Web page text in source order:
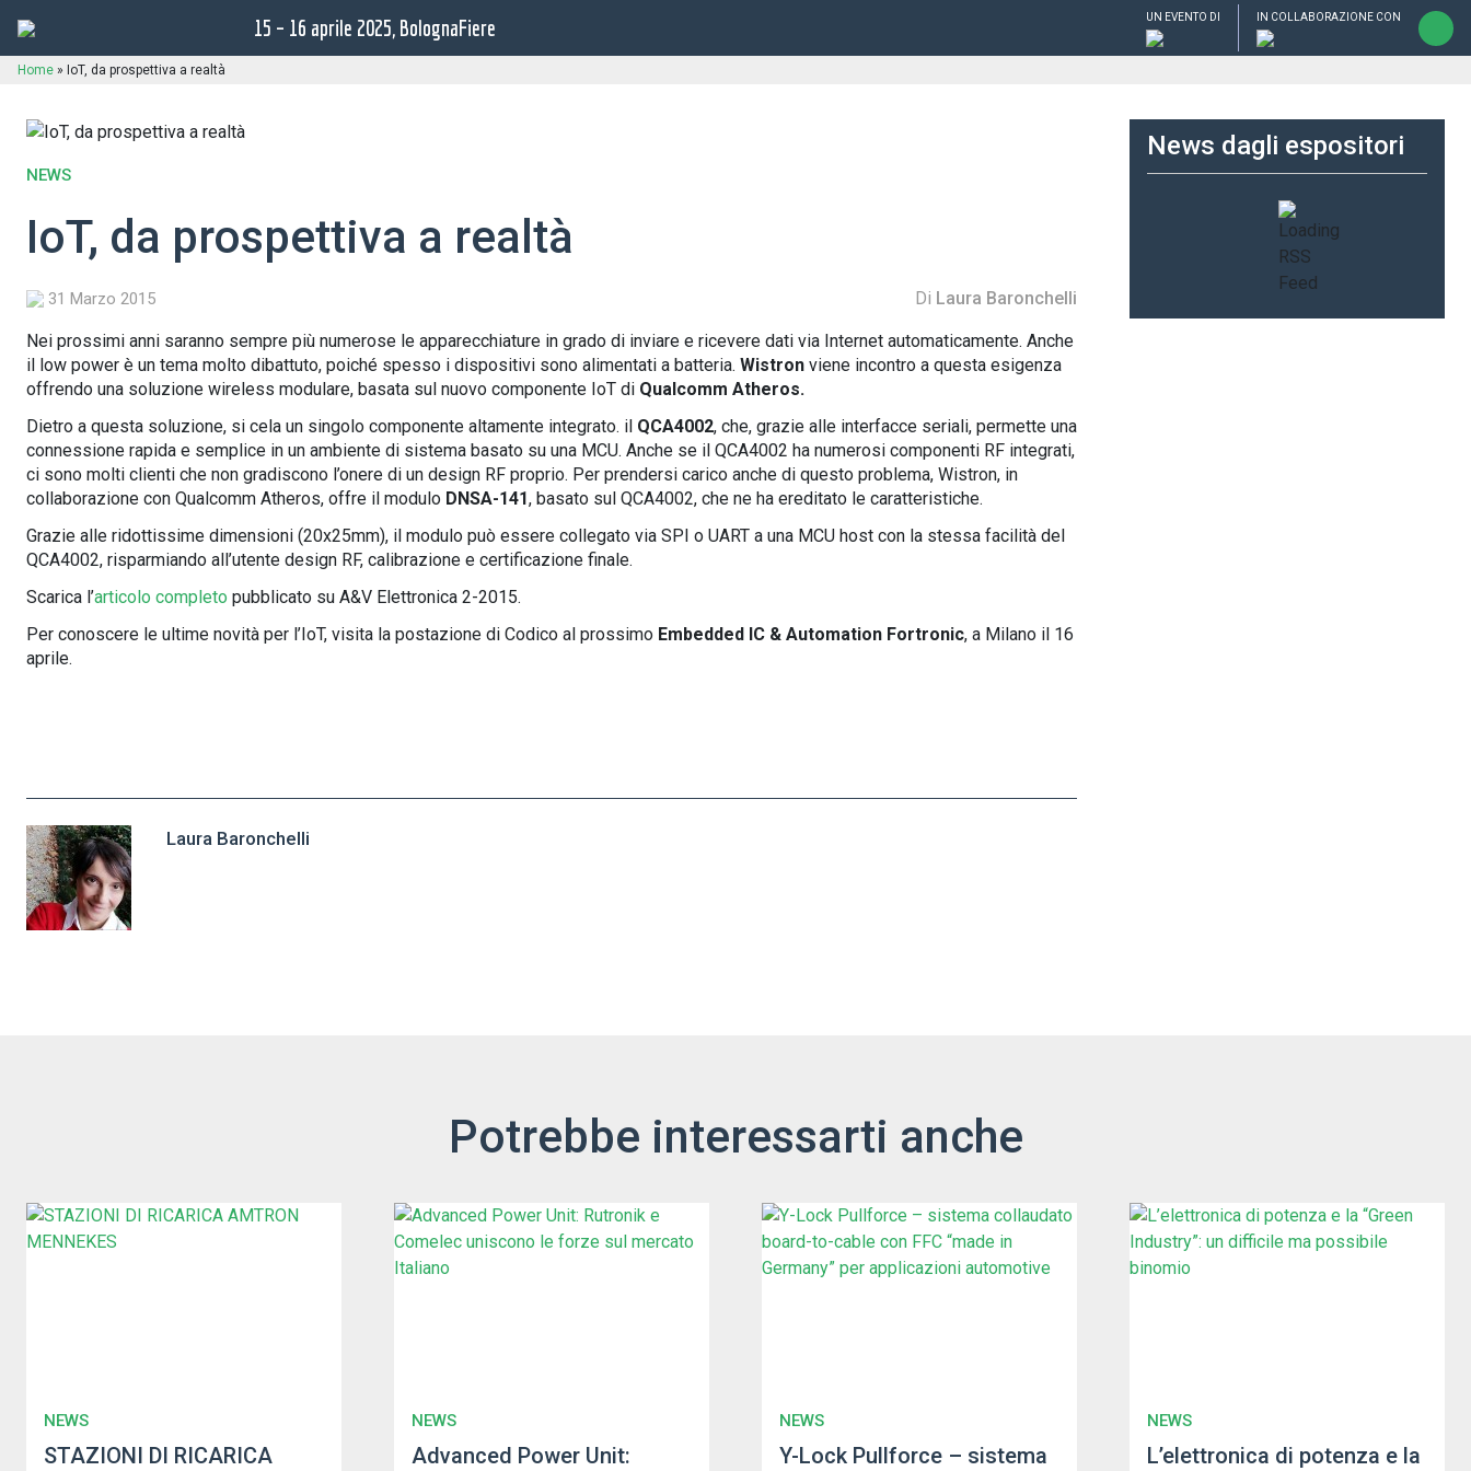
15 – 16 aprile 2025, BolognaFiere UN EVENTO DI IN COLLABORAZIONE CON
Home » IoT, da prospettiva a realtà
NEWS
IoT, da prospettiva a realtà
31 Marzo 2015 Di Laura Baronchelli
Nei prossimi anni saranno sempre più numerose le apparecchiature in grado di inviare e ricevere dati via Internet automaticamente. Anche
il low power è un tema molto dibattuto, poiché spesso i dispositivi sono alimentati a batteria. Wistron viene incontro a questa esigenza
offrendo una soluzione wireless modulare, basata sul nuovo componente IoT di Qualcomm Atheros.
Dietro a questa soluzione, si cela un singolo componente altamente integrato. il QCA4002, che, grazie alle interfacce seriali, permette una
connessione rapida e semplice in un ambiente di sistema basato su una MCU. Anche se il QCA4002 ha numerosi componenti RF integrati,
ci sono molti clienti che non gradiscono l’onere di un design RF proprio. Per prendersi carico anche di questo problema, Wistron, in
collaborazione con Qualcomm Atheros, offre il modulo DNSA-141, basato sul QCA4002, che ne ha ereditato le caratteristiche.
Grazie alle ridottissime dimensioni (20x25mm), il modulo può essere collegato via SPI o UART a una MCU host con la stessa facilità del
QCA4002, risparmiando all’utente design RF, calibrazione e certificazione finale.
Scarica l’articolo completo pubblicato su A&V Elettronica 2-2015.
Per conoscere le ultime novità per l’IoT, visita la postazione di Codico al prossimo Embedded IC & Automation Fortronic, a Milano il 16
aprile.
Laura Baronchelli
News dagli espositori
Potrebbe interessarti anche
NEWS
STAZIONI DI RICARICA
NEWS
Advanced Power Unit:
NEWS
Y-Lock Pullforce – sistema
NEWS
L’elettronica di potenza e la